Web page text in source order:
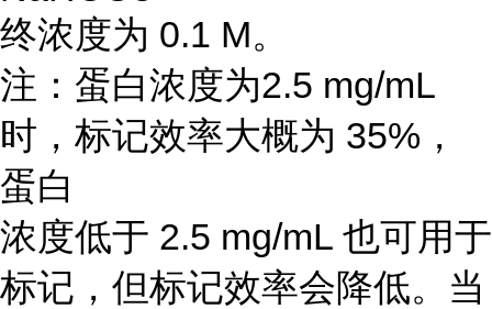
终浓度为 0.1 M。
注：蛋白浓度为2.5 mg/mL
时，标记效率大概为 35%，
蛋白
浓度低于 2.5 mg/mL 也可用于
标记，但标记效率会降低。当